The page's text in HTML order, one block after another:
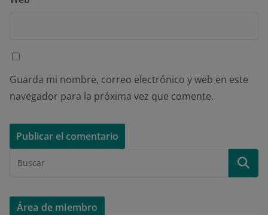
Guarda mi nombre, correo electrónico y web en este
navegador para la próxima vez que comente.
Área de miembro